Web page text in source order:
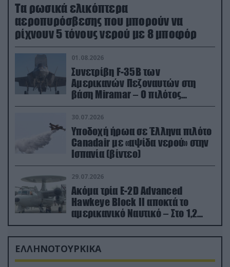
Τα ρωσικά ελικόπτερα
αεροπυρόσβεσης που μπορούν να
ρίχνουν 5 τόνους νερού με 8 μποφόρ
01.08.2026
Συνετρίβη F-35B των
Αμερικανών Πεζοναυτών στη
βάση Miramar – Ο πιλότος
εκτινάχθηκε εγκαίρως
30.07.2026
Υποδοχή ήρωα σε Έλληνα πιλότο
Canadair με «αψίδα νερού» στην
Ισπανία (βίντεο)
29.07.2026
Ακόμα τρία E-2D Advanced
Hawkeye Block II αποκτά το
αμερικανικό Ναυτικό – Στο 1,2
δισ.δολάρια το κόστος
ΕΛΛΗΝΟΤΟΥΡΚΙΚΑ